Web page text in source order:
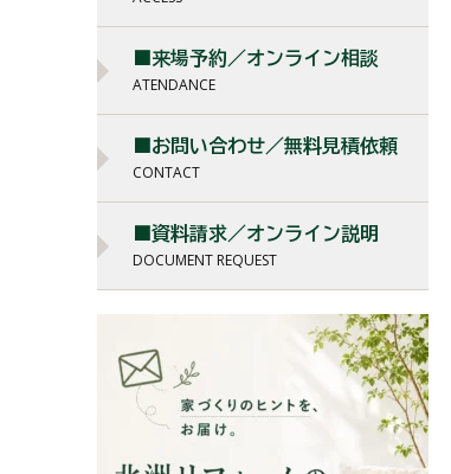
■来場予約／オンライン相談
ATENDANCE
■お問い合わせ／無料見積依頼
CONTACT
■資料請求／オンライン説明
DOCUMENT REQUEST